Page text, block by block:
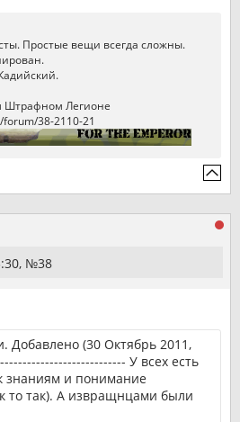
Простые вещи всегда сложны.
Штрафном Легионе
38-2110-21
№38
Добавлено (30 Октябрь 2011,
У всех есть
знаниям и понимание
то так). А извращнцами были